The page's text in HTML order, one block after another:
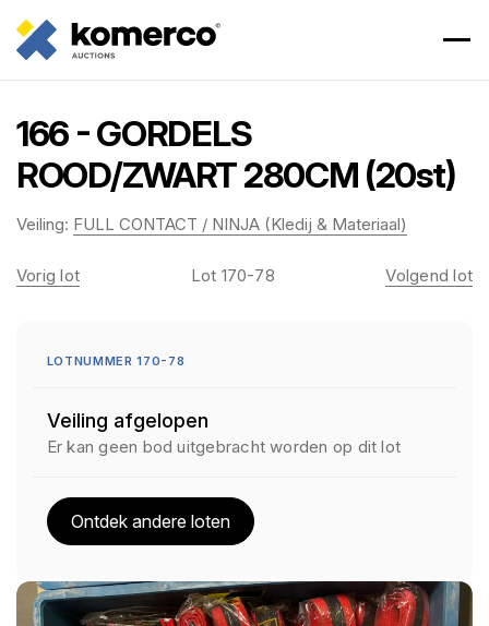
166 - GORDELS
ROOD/ZWART 280CM (20st)
Veiling: FULL CONTACT / NINJA (Kledij & Materiaal)
Vorig lot Lot 170-78 Volgend lot
LOTNUMMER 170-78
Veiling afgelopen
Er kan geen bod uitgebracht worden op dit lot
Ontdek andere loten